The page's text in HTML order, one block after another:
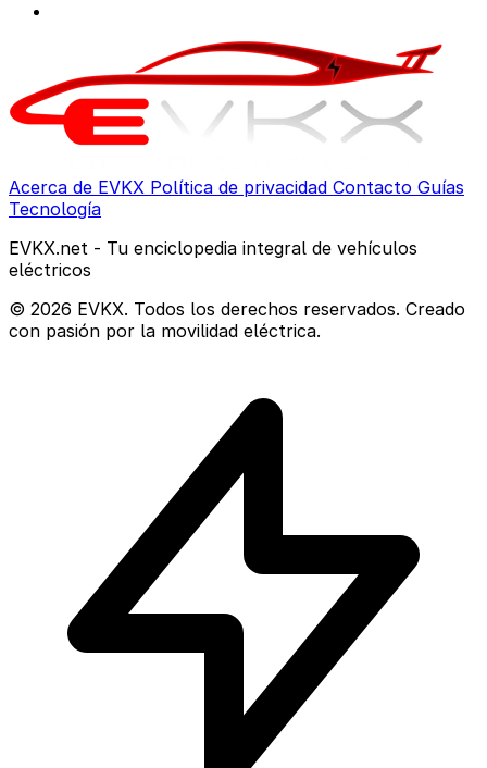
Acerca de EVKX Política de privacidad Contacto Guías
Tecnología
EVKX.net - Tu enciclopedia integral de vehículos
eléctricos
© 2026 EVKX. Todos los derechos reservados. Creado
con pasión por la movilidad eléctrica.